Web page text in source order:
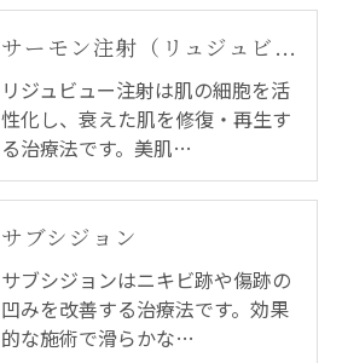
サーモン注射（リュジュビュー）
リジュビュー注射は肌の細胞を活
性化し、衰えた肌を修復・再生す
る治療法です。美肌…
サブシジョン
サブシジョンはニキビ跡や傷跡の
凹みを改善する治療法です。効果
的な施術で滑らかな…